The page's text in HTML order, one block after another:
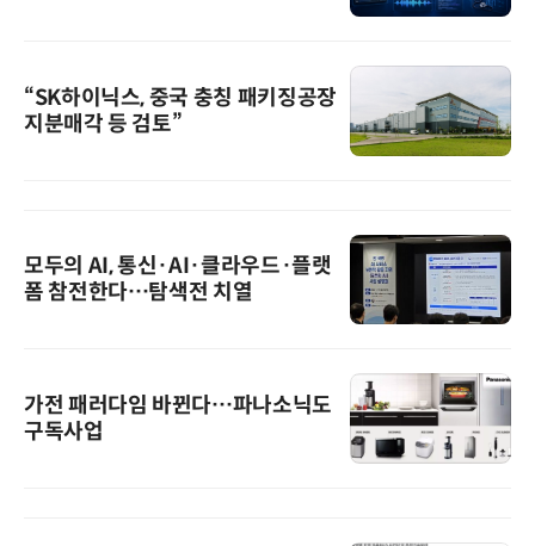
“SK하이닉스, 중국 충칭 패키징공장
지분매각 등 검토”
모두의 AI, 통신·AI·클라우드·플랫
폼 참전한다…탐색전 치열
가전 패러다임 바뀐다…파나소닉도
구독사업